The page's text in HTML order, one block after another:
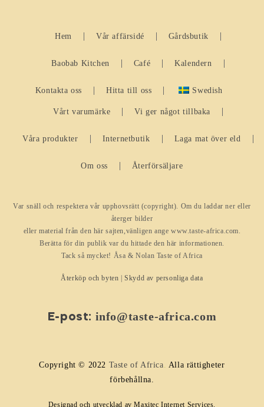
Hem Vår affärsidé Gårdsbutik
Baobab Kitchen Café Kalendern
Kontakta oss Hitta till oss Swedish
Vårt varumärke Vi ger något tillbaka
Våra produkter Internetbutik Laga mat över eld
Om oss Återförsäljare
Var snäll och respektera vår upphovsrätt (copyright). Om du laddar ner eller
återger bilder
eller material från den här sajten,vänligen ange www.taste-africa.com.
Berätta för din publik var du hittade den här informationen.
Tack så mycket! Åsa & Nolan Taste of Africa
Återköp och byten |Skydd av personliga data
E-post: info@taste-africa.com
Copyright © 2022 Taste of Africa. Alla rättigheter
förbehållna.
Designad och utvecklad av Maxitec Internet Services.